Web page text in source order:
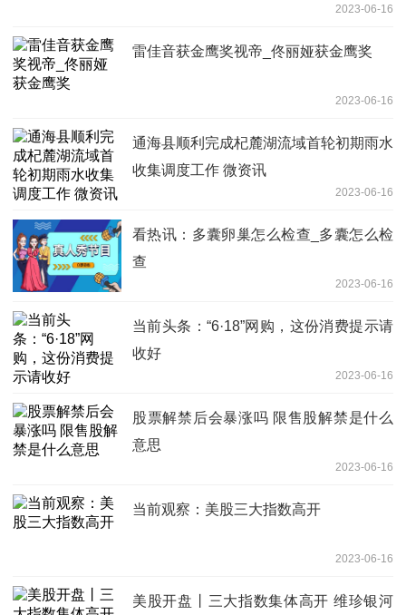
2023-06-16
雷佳音获金鹰奖视帝_佟丽娅获金鹰奖
2023-06-16
通海县顺利完成杞麓湖流域首轮初期雨水
收集调度工作 微资讯
2023-06-16
看热讯：多囊卵巢怎么检查_多囊怎么检
查
2023-06-16
当前头条：“6·18”网购，这份消费提示请
收好
2023-06-16
股票解禁后会暴涨吗 限售股解禁是什么
意思
2023-06-16
当前观察：美股三大指数高开
2023-06-16
美股开盘丨三大指数集体高开 维珍银河